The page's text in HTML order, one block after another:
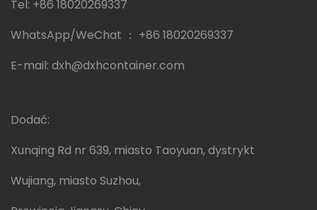
Tel: +86 18020269337
WhatsApp/WeChat ： +86 18020269337
E-mail: dxh@dxhcontainer.com
Dodać:
Xunqing Rd nr 639, miasto Taoyuan, dystrykt
Wujiang, miasto Suzhou,